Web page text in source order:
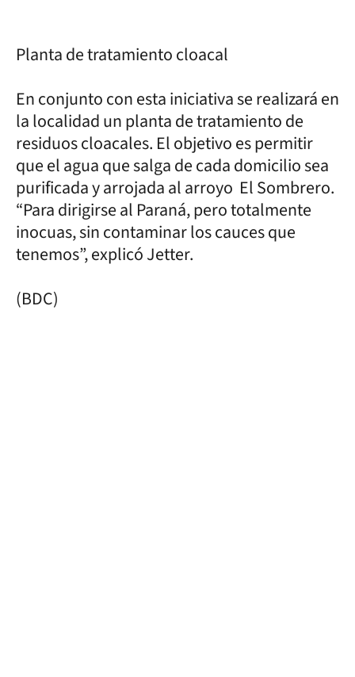
Planta de tratamiento cloacal
En conjunto con esta iniciativa se realizará en
la localidad un planta de tratamiento de
residuos cloacales. El objetivo es permitir
que el agua que salga de cada domicilio sea
purificada y arrojada al arroyo El Sombrero.
“Para dirigirse al Paraná, pero totalmente
inocuas, sin contaminar los cauces que
tenemos”, explicó Jetter.
(BDC)